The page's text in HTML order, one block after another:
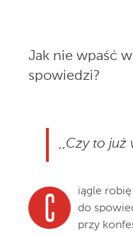
Jak nie wpaść
spowiedzi?
,,Czy to już
C
iągle
do
przy